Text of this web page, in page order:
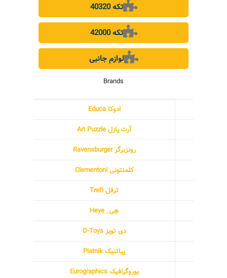
40320 تکه
42000 تکه
لوازم جانبی
Brands
ادوکا Educa
آرت پازل Art Puzzle
رونزبرگر Ravensburger
کلمنتونی Clementoni
ترفل Trefl
هِی ِ Heye
دی تویز D-Toys
پیاتنیک Piatnik
یوروگرافیک Eurographics